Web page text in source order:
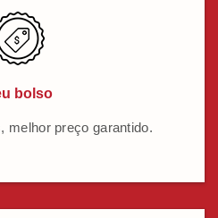
bolso
melhor preço garantido.